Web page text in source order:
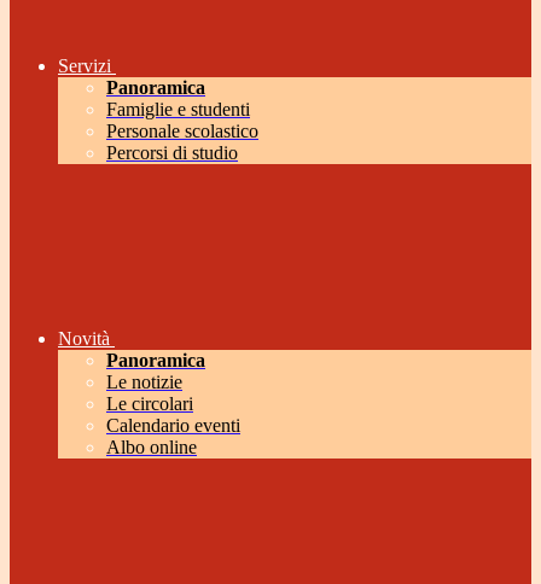
Servizi
Panoramica
Famiglie e studenti
Personale scolastico
Percorsi di studio
Novità
Panoramica
Le notizie
Le circolari
Calendario eventi
Albo online